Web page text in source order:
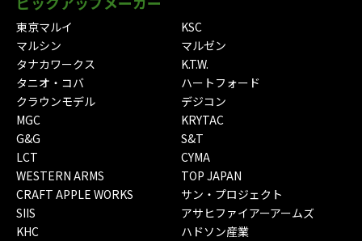
東京マルイ
KSC
マルシン
マルゼン
タナカワークス
K.T.W.
タニオ・コバ
ハートフォード
クラウンモデル
デジコン
MGC
KRYTAC
G&G
S&T
LCT
CYMA
WESTERN ARMS
TOP JAPAN
CRAFT APPLE WORKS
サン・プロジェクト
SIIS
アサヒファイアーアームズ
KHC
ハドソン産業